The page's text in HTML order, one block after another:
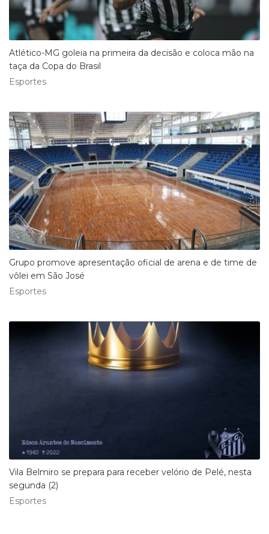
Atlético-MG goleia na primeira da decisão e coloca mão na
taça da Copa do Brasil
Esportes
Grupo promove apresentação oficial de arena e de time de
vôlei em São José
Esportes
Vila Belmiro se prepara para receber velório de Pelé, nesta
segunda (2)
Esportes